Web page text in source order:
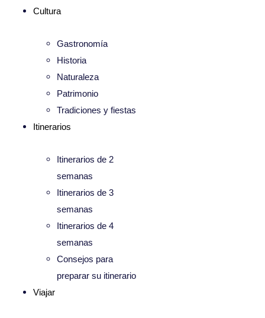
Cultura
Gastronomía
Historia
Naturaleza
Patrimonio
Tradiciones y fiestas
Itinerarios
Itinerarios de 2
semanas
Itinerarios de 3
semanas
Itinerarios de 4
semanas
Consejos para
preparar su itinerario
Viajar